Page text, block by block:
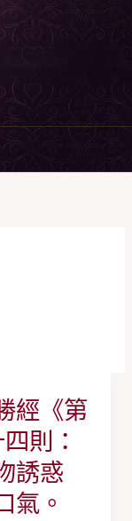
經《第
則：
誘惑
氣。